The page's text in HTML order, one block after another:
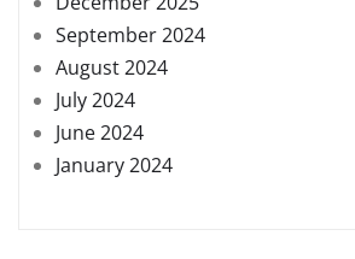
September 2024
August 2024
July 2024
June 2024
January 2024